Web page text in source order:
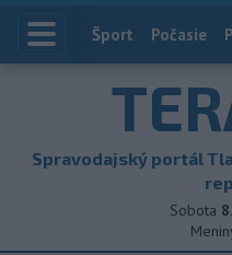
Index
Šport Počasie
Spravodajský portál
Sobota